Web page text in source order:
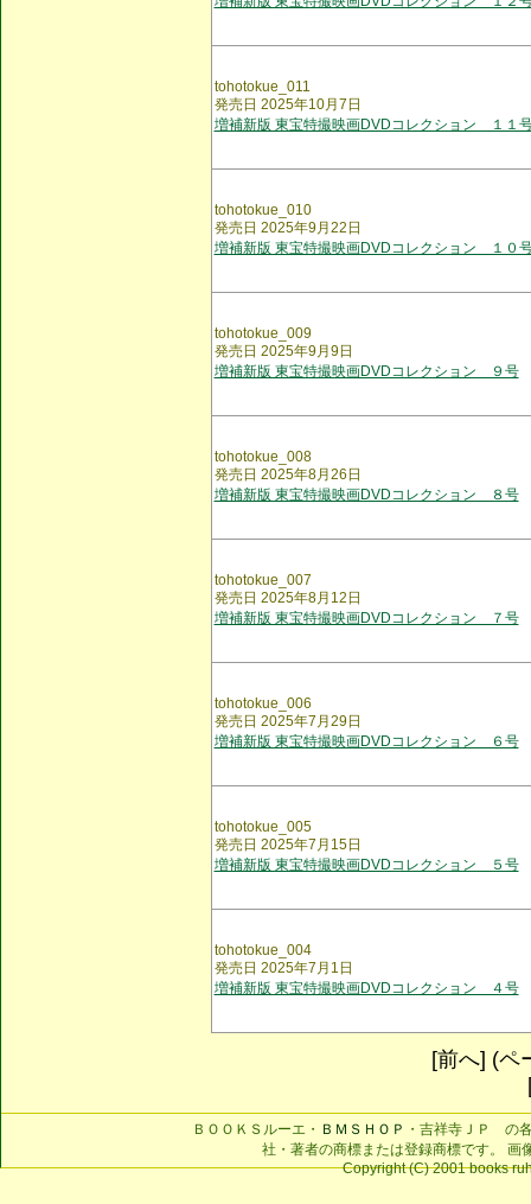
tohotokue_011
発売日 2025年10月7日
増補新版 東宝特撮映画DVDコレクション １１
tohotokue_010
発売日 2025年9月22日
増補新版 東宝特撮映画DVDコレクション １０
tohotokue_009
発売日 2025年9月9日
増補新版 東宝特撮映画DVDコレクション ９号
tohotokue_008
発売日 2025年8月26日
増補新版 東宝特撮映画DVDコレクション ８号
tohotokue_007
発売日 2025年8月12日
増補新版 東宝特撮映画DVDコレクション ７号
tohotokue_006
発売日 2025年7月29日
増補新版 東宝特撮映画DVDコレクション ６号
tohotokue_005
発売日 2025年7月15日
増補新版 東宝特撮映画DVDコレクション ５号
tohotokue_004
発売日 2025年7月1日
増補新版 東宝特撮映画DVDコレクション ４号
[前へ] (ペ
ＢＯＯＫＳルーエ・ ＢＭＳＨＯＰ ・吉祥寺ＪＰ の
社・著者の商標または登録商標です。 画
Copyright (C) 2001 books